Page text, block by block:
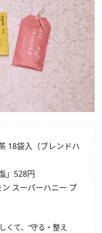
18袋入（ブレンドハ
」528円
スーパーハニー プ
くて、“守る・整え